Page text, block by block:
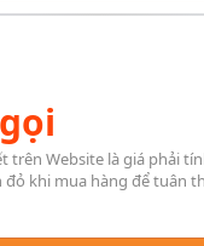
trên Website là giá phải
đỏ khi mua hàng để tuân